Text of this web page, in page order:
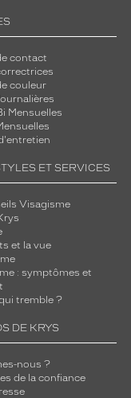
contact
couleur
Mensuelles
ET SERVICES
Visagisme
et la vue
: symptômes et
tremble ?
DE KRYS
nous ?
de la confiance